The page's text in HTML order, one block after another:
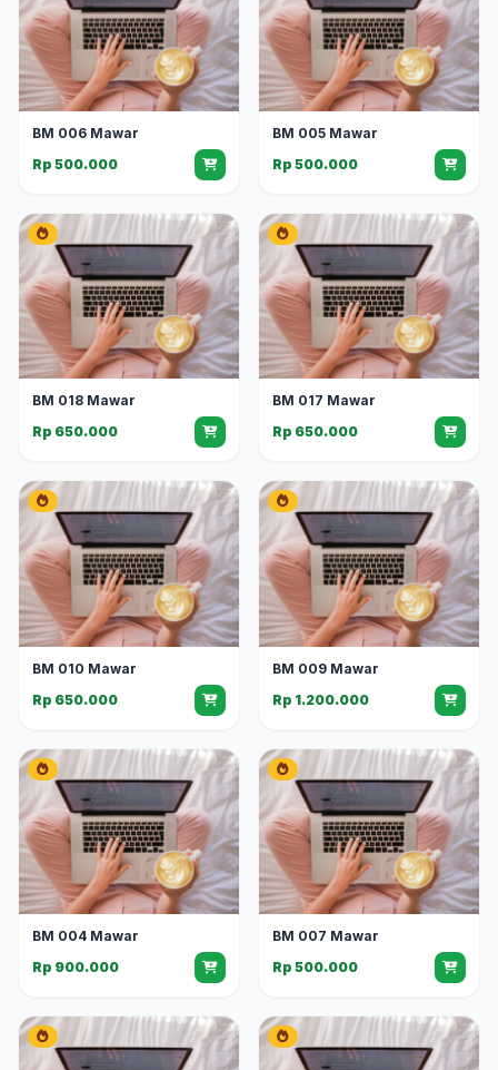
BM 006 Mawar
Rp 500.000
BM 005 Mawar
Rp 500.000
BM 018 Mawar
Rp 650.000
BM 017 Mawar
Rp 650.000
BM 010 Mawar
Rp 650.000
BM 009 Mawar
Rp 1.200.000
BM 004 Mawar
Rp 900.000
BM 007 Mawar
Rp 500.000